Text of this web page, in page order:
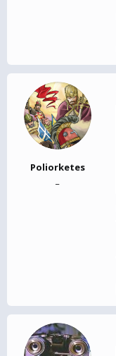
Poliorketes